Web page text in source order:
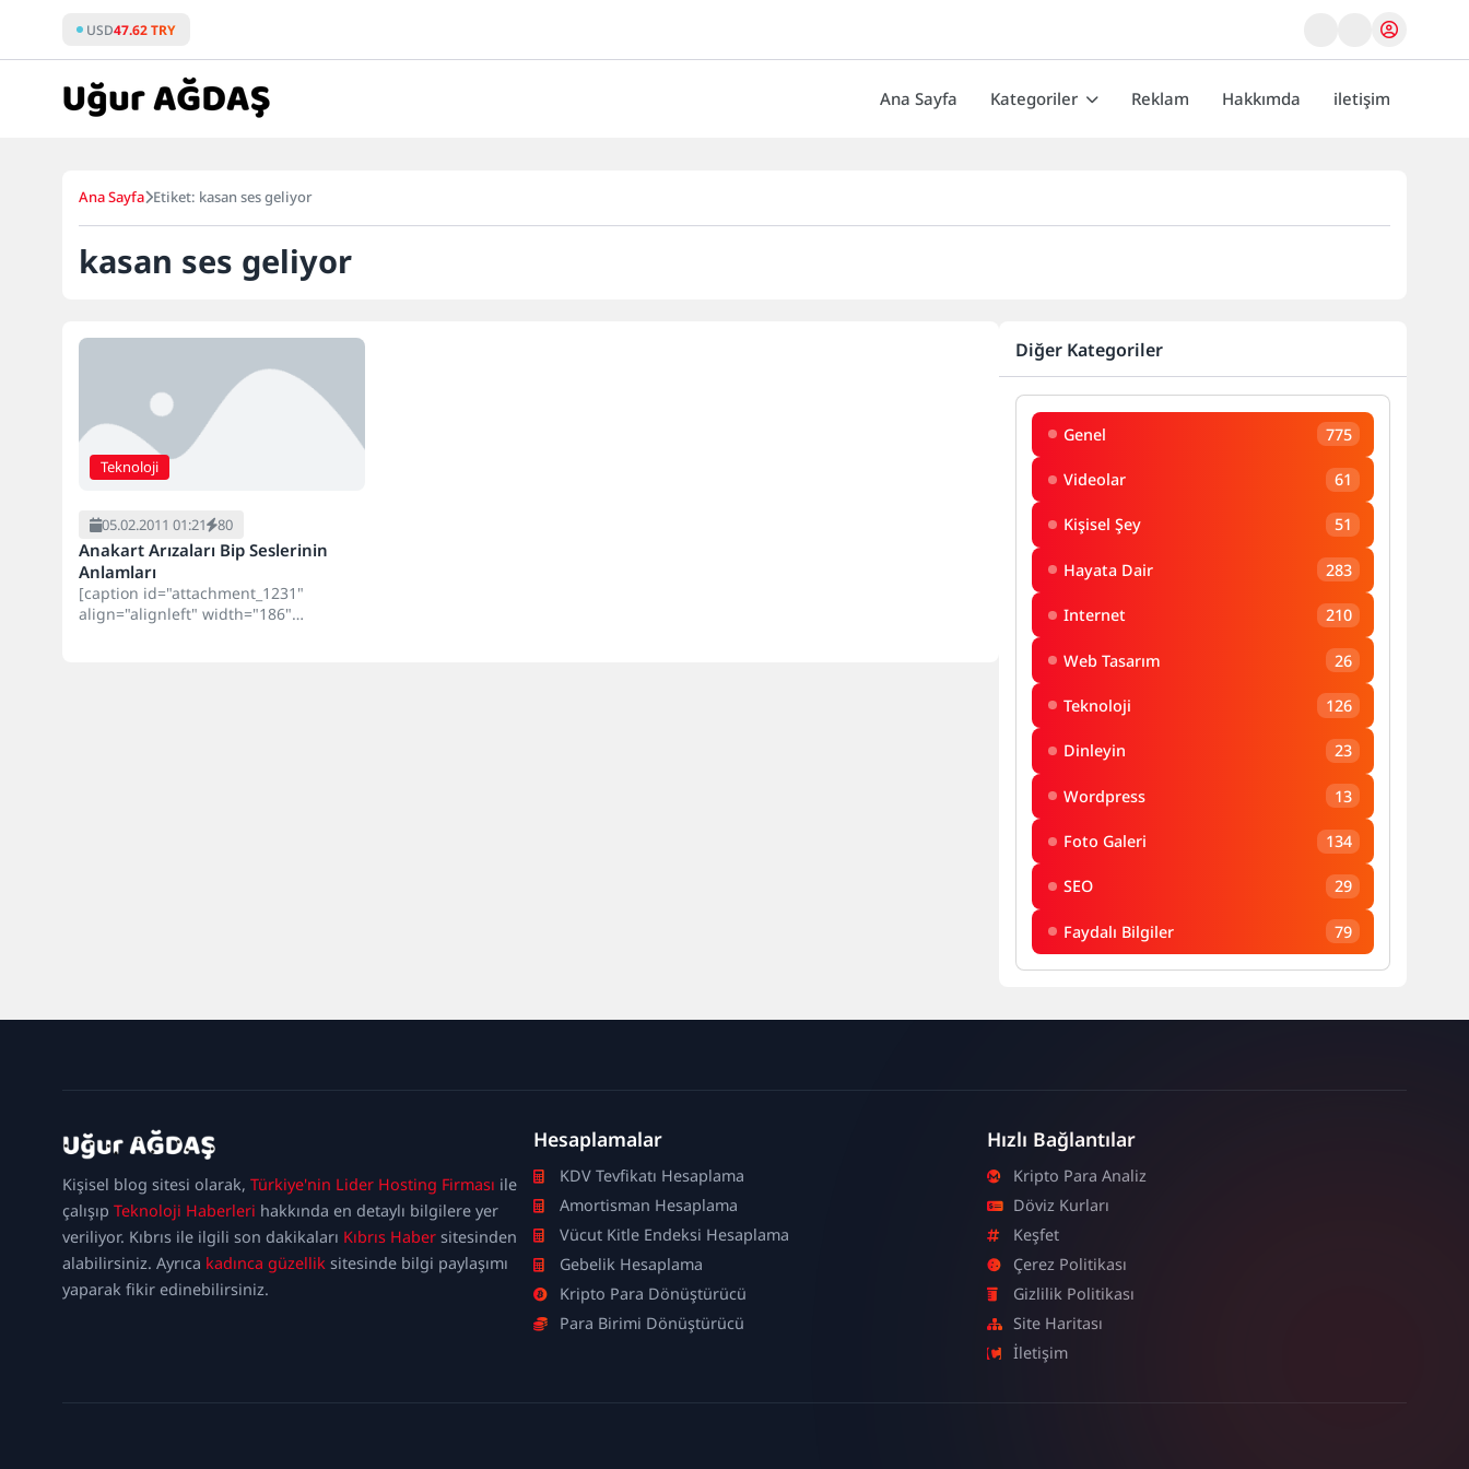
content
USD47.62 TRY
Ana Sayfa Kategoriler Reklam Hakkımda iletişim
Ana Sayfa Etiket: kasan ses geliyor
kasan ses geliyor
Teknoloji
05.02.2011 01:21 80
Anakart Arızaları Bip Seslerinin
Anlamları
[caption id="attachment_1231"
align="alignleft" width="186"
Diğer Kategoriler
Genel 775
Videolar 61
Kişisel Şey 51
Hayata Dair 283
Internet 210
Web Tasarım 26
Teknoloji 126
Dinleyin 23
Wordpress 13
Foto Galeri 134
SEO 29
Faydalı Bilgiler 79
Kişisel blog sitesi olarak, Türkiye'nin Lider Hosting Firması ile
çalışıp Teknoloji Haberleri hakkında en detaylı bilgilere yer
veriliyor. Kıbrıs ile ilgili son dakikaları Kıbrıs Haber sitesinden
alabilirsiniz. Ayrıca kadınca güzellik sitesinde bilgi paylaşımı
yaparak fikir edinebilirsiniz.
kadıköy
escortmaltepe
escort ataşehir
escortümraniye
escort
Hesaplamalar
KDV Tevfikatı Hesaplama
Amortisman Hesaplama
Vücut Kitle Endeksi Hesaplama
Gebelik Hesaplama
Kripto Para Dönüştürücü
Para Birimi Dönüştürücü
Hızlı Bağlantılar
Kripto Para Analiz
Döviz Kurları
Keşfet
Çerez Politikası
Gizlilik Politikası
Site Haritası
İletişim